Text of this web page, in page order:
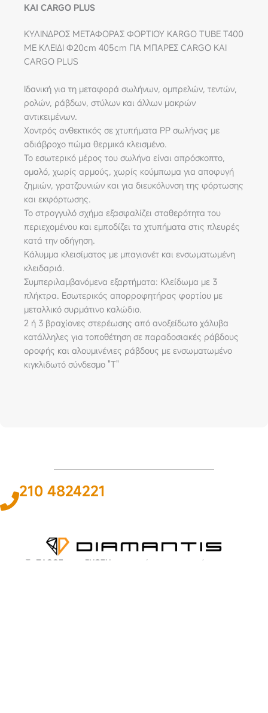
ΚΑΙ CARGO PLUS
ΚΥΛΙΝΔΡΟΣ ΜΕΤΑΦΟΡΑΣ ΦΟΡΤΙΟΥ KARGO TUBE T400
ΜΕ ΚΛΕΙΔΙ Φ20cm 405cm ΓΙΑ ΜΠΑΡΕΣ CARGO ΚΑΙ
CARGO PLUS
Ιδανική για τη μεταφορά σωλήνων, ομπρελών, τεντών,
ρολών, ράβδων, στύλων και άλλων μακρών
αντικειμένων.
Χοντρός ανθεκτικός σε χτυπήματα PP σωλήνας με
αδιάβροχο πώμα θερμικά κλεισμένο.
Το εσωτερικό μέρος του σωλήνα είναι απρόσκοπτο,
ομαλό, χωρίς αρμούς, χωρίς κούμπωμα για αποφυγή
ζημιών, γρατζουνιών και για διευκόλυνση της φόρτωσης
και εκφόρτωσης.
Το στρογγυλό σχήμα εξασφαλίζει σταθερότητα του
περιεχομένου και εμποδίζει τα χτυπήματα στις πλευρές
κατά την οδήγηση.
Κάλυμμα κλεισίματος με μπαγιονέτ και ενσωματωμένη
κλειδαριά.
Συμπεριλαμβανόμενα εξαρτήματα: Κλείδωμα με 3
πλήκτρα. Εσωτερικός απορροφητήρας φορτίου με
μεταλλικό συρμάτινο καλώδιο.
2 ή 3 βραχίονες στερέωσης από ανοξείδωτο χάλυβα
κατάλληλες για τοποθέτηση σε παραδοσιακές ράβδους
οροφής και αλουμινένιες ράβδους με ενσωματωμένο
κιγκλιδωτό σύνδεσμο "T"
210 4824221
Το ΠΑΘΟΣ ΓΝΩΣΗ για τον χώρο του αυτοκινήτου και της